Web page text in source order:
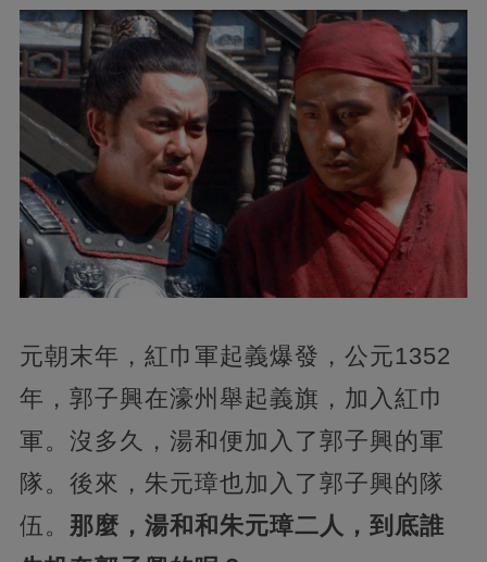
元朝末年，紅巾軍起義爆發，公元1352
年，郭子興在濠州舉起義旗，加入紅巾
軍。沒多久，湯和便加入了郭子興的軍
隊。後來，朱元璋也加入了郭子興的隊
伍。 那麼，湯和和朱元璋二人，到底誰